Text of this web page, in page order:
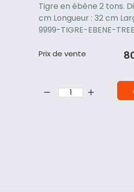
Tigre en ébène 2 tons.
cm Longueur : 32 cm
9999-TIGRE-EBENE-
Prix ​​de vente
Quantité: